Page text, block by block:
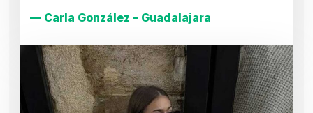
— Carla González – Guadalajara